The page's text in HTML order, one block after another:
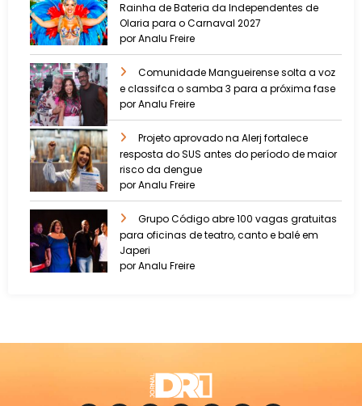
Rainha de Bateria da Independentes de
Olaria para o Carnaval 2027
por Analu Freire
Comunidade Mangueirense solta a voz
e classifca o samba 3 para a próxima fase
por Analu Freire
Projeto aprovado na Alerj fortalece
resposta do SUS antes do período de maior
risco da dengue
por Analu Freire
Grupo Código abre 100 vagas gratuitas
para oficinas de teatro, canto e balé em
Japeri
por Analu Freire